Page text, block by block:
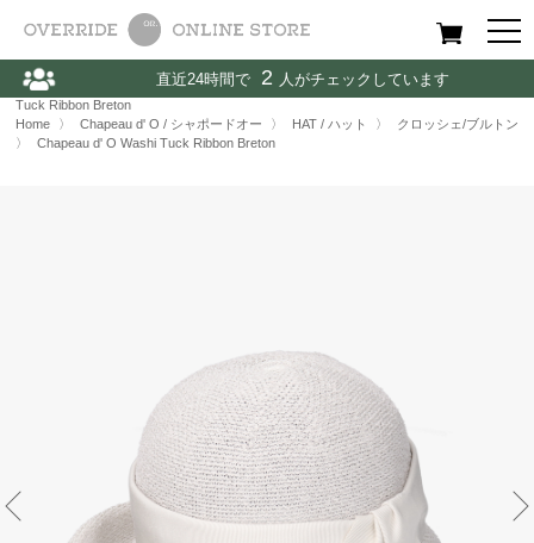
All Women Men
Home Chapeau d' O / シャポードオー 〉 HAT / ハット 〉
Chapeau d' O Washi
Tuck Ribbon Breton
Home
〉 Chapeau d' O / シャポードオー 〉 HAT / ハット 〉
クロッシェ/ブルトン
〉
Chapeau d' O Washi Tuck Ribbon Breton
直近24時間で 2 人がチェックしています